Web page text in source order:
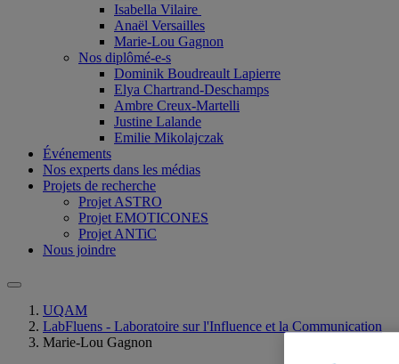
Isabella Vilaire
Anaël Versailles
Marie-Lou Gagnon
Nos diplômé-e-s
Dominik Boudreault Lapierre
Elya Chartrand-Deschamps
Ambre Creux-Martelli
Justine Lalande
Emilie Mikolajczak
Événements
Nos experts dans les médias
Projets de recherche
Projet ASTRO
Projet EMOTICONES
Projet ANTiC
Nous joindre
UQAM
LabFluens - Laboratoire sur l'Influence et la Communication
Marie-Lou Gagnon